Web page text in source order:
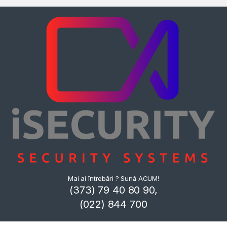
Mai ai întrebări ? Sună ACUM!
(373) 79 40 80 90,
(022) 844 700